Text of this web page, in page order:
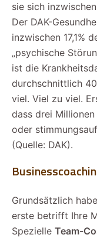
sie sich
Der DAK-
inzwischen 17,1%
„psychische
ist die
durchschnittlich
viel. Viel zu viel.
dass drei
oder
(Quelle: DAK).
Grundsätzlich
erste betrifft Ihre
Spezielle Team-